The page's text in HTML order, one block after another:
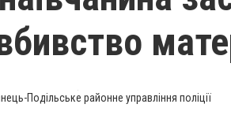
Подільське районне управління поліції